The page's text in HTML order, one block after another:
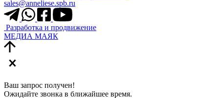
sales@anneliese.spb.ru
Разработка и продвижение
МЕДИА МАЯК
Ваш запрос получен!
Ожидайте звонка в ближайшее время.